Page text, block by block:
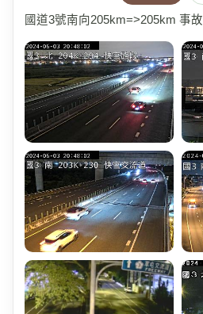
國道3號南向205km=>205km 事故